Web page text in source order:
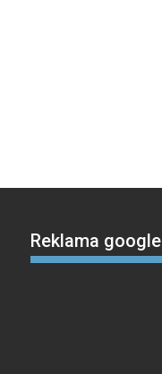
Reklama google